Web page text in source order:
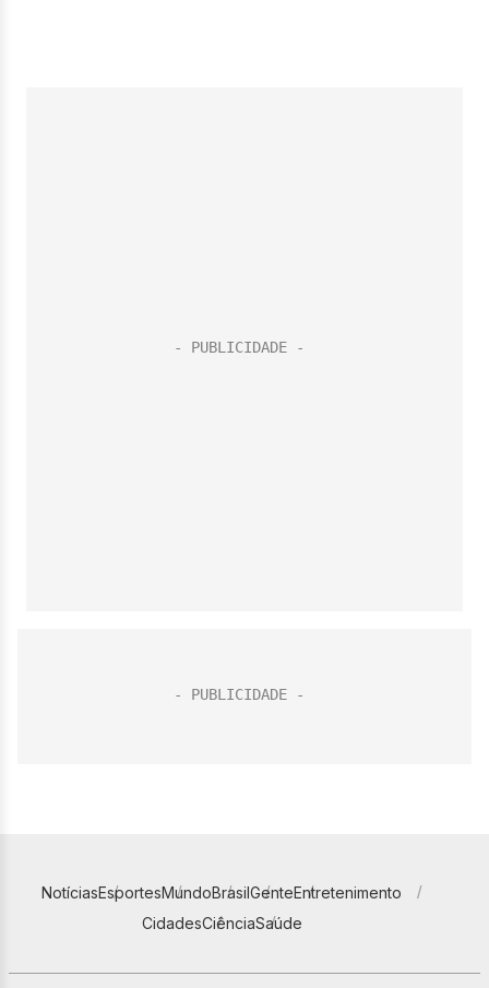
NotíciasEsportesMundoBrasilGenteEntretenimento
CidadesCiênciaSaúde